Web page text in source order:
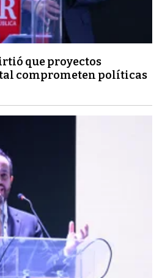
que proyectos
comprometen políticas